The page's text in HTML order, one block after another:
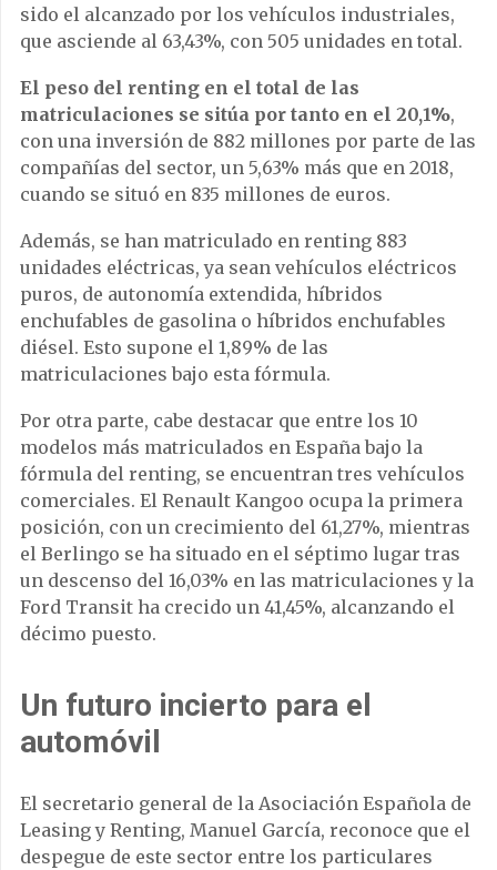
sido el alcanzado por los vehículos industriales,
que asciende al 63,43%, con 505 unidades en total.
El peso del renting en el total de las
matriculaciones se sitúa por tanto en el 20,1%,
con una inversión de 882 millones por parte de las
compañías del sector, un 5,63% más que en 2018,
cuando se situó en 835 millones de euros.
Además, se han matriculado en renting 883
unidades eléctricas, ya sean vehículos eléctricos
puros, de autonomía extendida, híbridos
enchufables de gasolina o híbridos enchufables
diésel. Esto supone el 1,89% de las
matriculaciones bajo esta fórmula.
Por otra parte, cabe destacar que entre los 10
modelos más matriculados en España bajo la
fórmula del renting, se encuentran tres vehículos
comerciales. El Renault Kangoo ocupa la primera
posición, con un crecimiento del 61,27%, mientras
el Berlingo se ha situado en el séptimo lugar tras
un descenso del 16,03% en las matriculaciones y la
Ford Transit ha crecido un 41,45%, alcanzando el
décimo puesto.
Un futuro incierto para el
automóvil
El secretario general de la Asociación Española de
Leasing y Renting, Manuel García, reconoce que el
despegue de este sector entre los particulares